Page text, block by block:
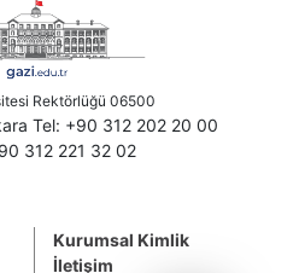
Rektörlüğü 06500
Tel: +90 312 202 20 00
312 221 32 02
Kurumsal Kimlik
İletişim